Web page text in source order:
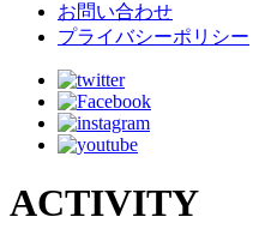
お問い合わせ
プライバシーポリシー
ACTIVITY